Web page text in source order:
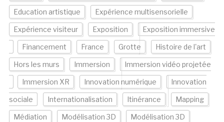
Education artistique Expérience multisensorielle
Expérience visiteur Exposition Exposition immersive
Financement France Grotte Histoire de l'art
Hors les murs Immersion Immersion vidéo projetée
Immersion XR Innovation numérique Innovation
sociale Internationalisation Itinérance Mapping
Médiation Modélisation 3D Modélisation 3D